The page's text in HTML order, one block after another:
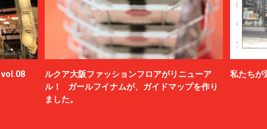
vol.08
ルクア大阪ファッションフロアがリニューア
ル！ ガールフイナムが、ガイドマップを作り
ました。
私たちが